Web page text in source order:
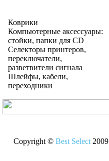
Коврики
Компьютерные аксессуары:
стойки, папки для CD
Селекторы принтеров,
переключатели,
разветвители сигнала
Шлейфы, кабели,
переходники
Copyright © Best Select2009